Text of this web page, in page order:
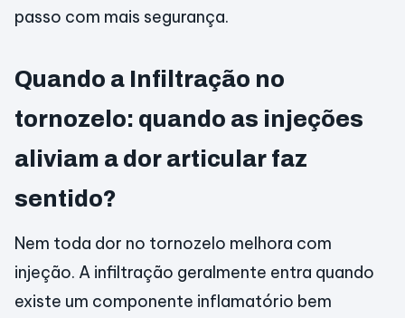
passo com mais segurança.
Quando a Infiltração no
tornozelo: quando as injeções
aliviam a dor articular faz
sentido?
Nem toda dor no tornozelo melhora com
injeção. A infiltração geralmente entra quando
existe um componente inflamatório bem